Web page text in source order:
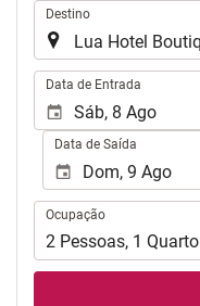
Destino
Data de Entrada
Data de Saída
Ocupação
Ocupação
2 Pessoas, 1 Quarto